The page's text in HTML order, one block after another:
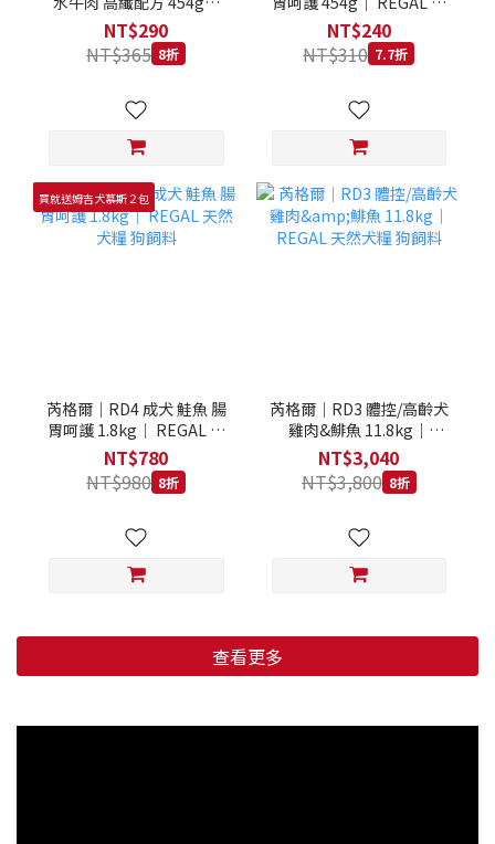
REGAL 天然犬糧 狗飼料
NT$290
NT$365 8折
然犬糧 狗飼料
NT$240
NT$310 7.7折
買就送姆吉犬慕斯２包
芮格爾｜RD4 成犬 鮭魚 腸
胃呵護 1.8kg｜ REGAL 天
然犬糧 狗飼料
NT$780
NT$980 8折
芮格爾｜RD3 體控/高齡犬
雞肉&鯡魚 11.8kg｜
REGAL 天然犬糧 狗飼料
NT$3,040
NT$3,800 8折
查看更多